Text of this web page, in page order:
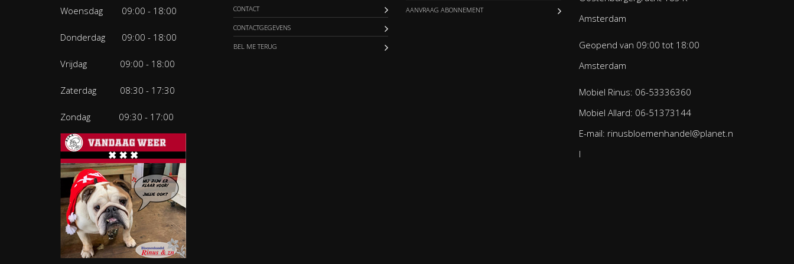
Woensdag 09:00 - 18:00
Donderdag 09:00 - 18:00
Vrijdag 09:00 - 18:00
Zaterdag 08:30 - 17:30
Zondag 09:30 - 17:00
CONTACT
CONTACTGEGEVENS
BEL ME TERUG
AANVRAAG ABONNEMENT
Amsterdam
Geopend van 09:00 tot 18:00
Amsterdam
Mobiel Rinus: 06-53336360
Mobiel Allard: 06-51373144
E-mail: rinusbloemenhandel@planet.n
l